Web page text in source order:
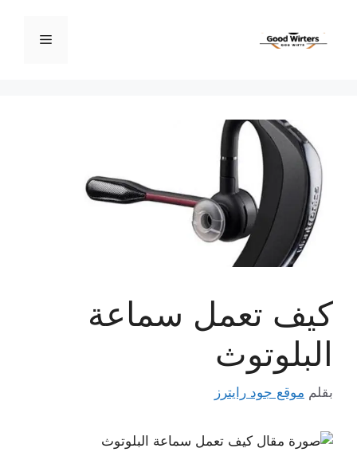
المحتوى
القائمة
كيف تعمل سماعة
البلوتوث
بقلم موقع جود رايترز